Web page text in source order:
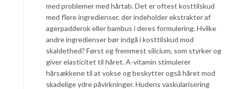
med problemer med hårtab. Det er oftest kosttilskud
med flere ingredienser, der indeholder ekstrakter af
agerpadderok eller bambus i deres formulering. Hvilke
andre ingredienser bør indgå i kosttilskud mod
skaldethed? Først og fremmest silicium, som styrker og
giver elasticitet til håret. A-vitamin stimulerer
hårsækkene til at vokse og beskytter også håret mod
skadelige ydre påvirkninger. Hudens vaskularisering